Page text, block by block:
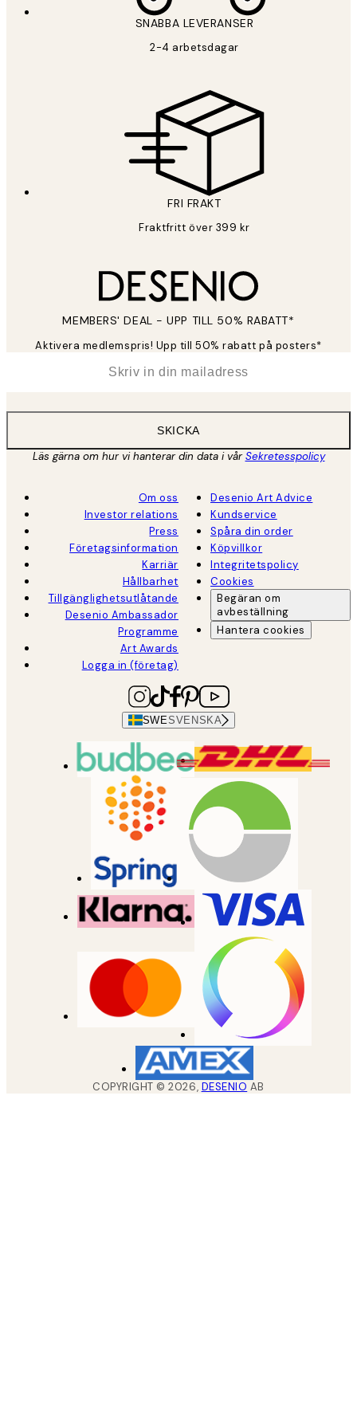
SNABBA LEVERANSER
2-4 arbetsdagar
FRI FRAKT
Fraktfritt över 399 kr
MEMBERS' DEAL - UPP TILL 50% RABATT*
Aktivera medlemspris! Upp till 50% rabatt på posters*
SKICKA
Läs gärna om hur vi hanterar din data i vårSekretesspolicy
Om oss
Investor relations
Press
Företagsinformation
Karriär
Hållbarhet
Tillgänglighetsutlåtande
Desenio Ambassador
Programme
Art Awards
Logga in (företag)
Desenio Art Advice
Kundservice
Spåra din order
Köpvillkor
Integritetspolicy
Cookies
Begäran om
avbeställning
Hantera cookies
SWESVENSKA
COPYRIGHT ©2026, DESENIO AB